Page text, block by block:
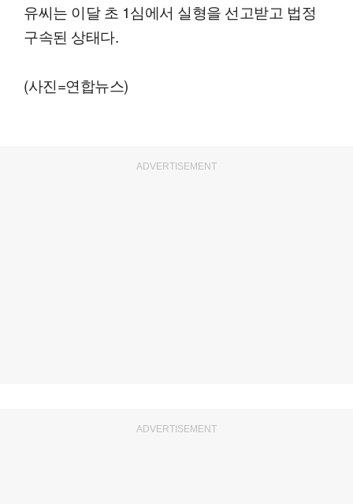
유씨는 이달 초 1심에서 실형을 선고받고 법정
구속된 상태다.
(사진=연합뉴스)
ADVERTISEMENT
ADVERTISEMENT